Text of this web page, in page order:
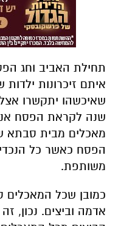
תחילת האביב וחג
איתם זיכרונות
שאיכשהו יתקשרו
שנה לקראת הפסח
מאכלים מבית סבתא
הפסח כאשר כל
משותפת.
כמובן שכל המאכלים
אדמה וביצים. נכון,